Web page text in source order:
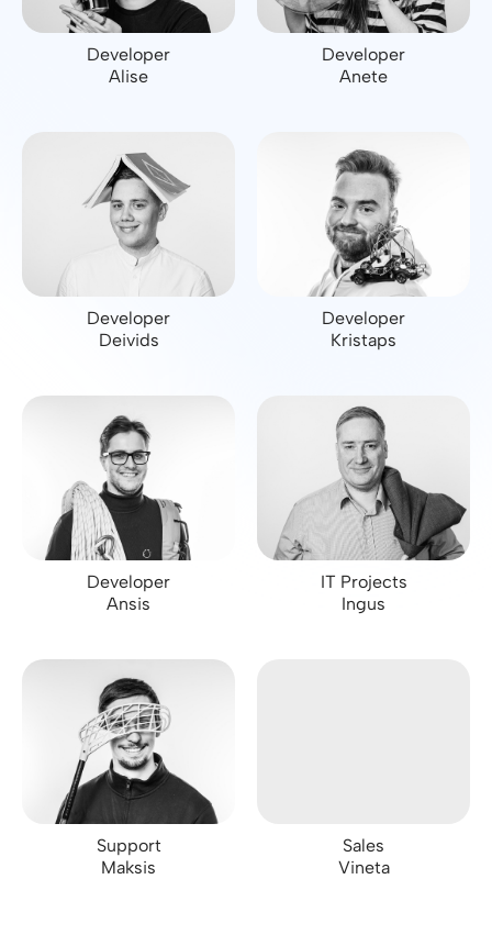
Developer
Alise
Developer
Anete
Developer
Deivids
Developer
Kristaps
Developer
Ansis
IT Projects
Ingus
Support
Maksis
Sales
Vineta